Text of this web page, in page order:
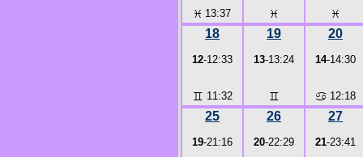
♓ 13:37 ♓ ♓
18
12-12:33
♊ 11:32
19
13-13:24
♊
20
14-14:30
♋ 12:18
25
19-21:16
26
20-22:29
27
21-23:41